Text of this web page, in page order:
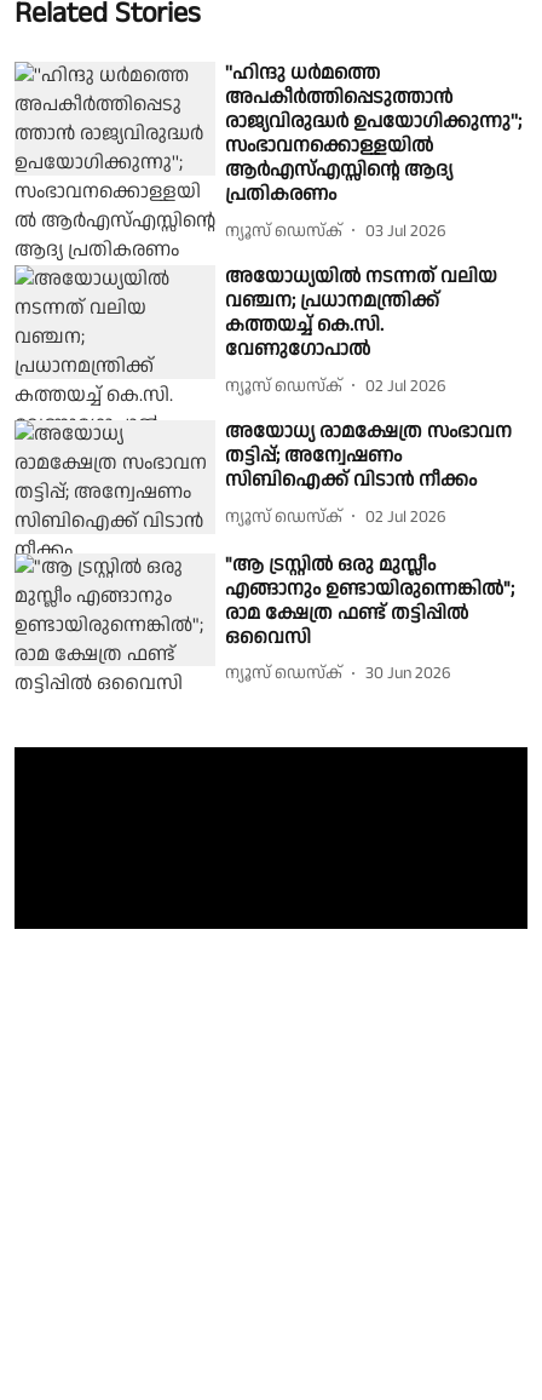
Related Stories
''ഹിന്ദു ധര്‍മത്തെ
അപകീര്‍ത്തിപ്പെടുത്താന്‍
രാജ്യവിരുദ്ധര്‍ ഉപയോഗിക്കുന്നു'';
സംഭാവനക്കൊള്ളയിൽ
ആര്‍എസ്എസ്സിന്റെ ആദ്യ
പ്രതികരണം
ന്യൂസ് ഡെസ്ക് 03 Jul 2026
അയോധ്യയില്‍ നടന്നത് വലിയ
വഞ്ചന; പ്രധാനമന്ത്രിക്ക്
കത്തയച്ച് കെ.സി.
വേണുഗോപാല്‍
ന്യൂസ് ഡെസ്ക് 02 Jul 2026
അയോധ്യ രാമക്ഷേത്ര സംഭാവന
തട്ടിപ്പ്; അന്വേഷണം
സിബിഐക്ക് വിടാന്‍ നീക്കം
ന്യൂസ് ഡെസ്ക് 02 Jul 2026
"ആ ട്രസ്റ്റിൽ ഒരു മുസ്ലീം
എങ്ങാനും ഉണ്ടായിരുന്നെങ്കിൽ";
രാമ ക്ഷേത്ര ഫണ്ട് തട്ടിപ്പിൽ
ഒവൈസി
ന്യൂസ് ഡെസ്ക് 30 Jun 2026